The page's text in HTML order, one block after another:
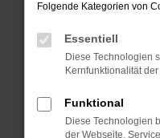
Prüfe deine
können das
verhindern.
Fenster?
Starte dein
Folgende Kategorien von
Essentiell
Diese Technologien
Kernfunktionalität
Funktional
Diese Technologien
der Webseite.